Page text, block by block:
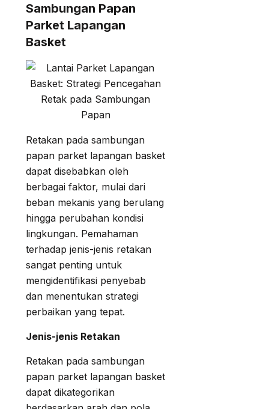
Sambungan Papan
Parket Lapangan
Basket
Retakan pada sambungan
papan parket lapangan basket
dapat disebabkan oleh
berbagai faktor, mulai dari
beban mekanis yang berulang
hingga perubahan kondisi
lingkungan. Pemahaman
terhadap jenis-jenis retakan
sangat penting untuk
mengidentifikasi penyebab
dan menentukan strategi
perbaikan yang tepat.
Jenis-jenis Retakan
Retakan pada sambungan
papan parket lapangan basket
dapat dikategorikan